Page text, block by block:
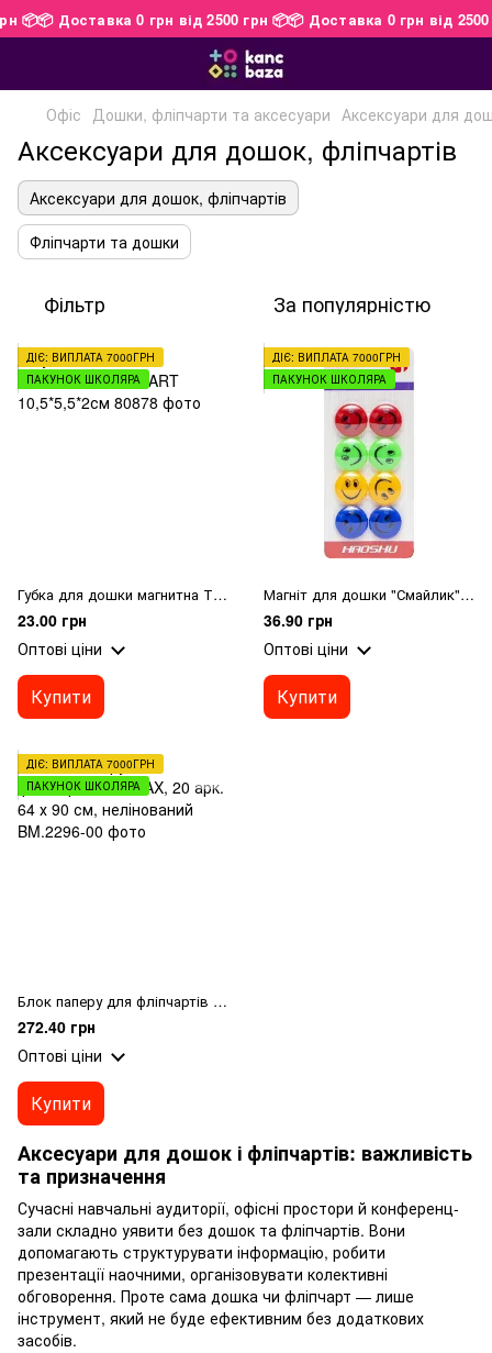
грн 📦📦 Доставка 0 грн від 2500 грн 📦📦 Доставка 0 грн від
Офіс Дошки, фліпчарти та аксесуари Аксексуари для
Аксексуари для дошок, фліпчартів
Аксексуари для дошок, фліпчартів
Фліпчарти та дошки
Фільтр За популярністю
ДІЄ: ВИПЛАТА 7000ГРН
ПАКУНОК ШКОЛЯРА
Губка для дошки магнитна Т29 SMART 10,5*5,5*2см
23.00 грн
Оптові ціни
Купити
ДІЄ: ВИПЛАТА 7000ГРН
ПАКУНОК ШКОЛЯРА
Магніт для дошки "Смайлик" 8 штук 30-6, D 3 см
36.90 грн
Оптові ціни
Купити
ДІЄ: ВИПЛАТА 7000ГРН
ПАКУНОК ШКОЛЯРА
Блок паперу для фліпчартів JOBMAX, 20 арк. 64 х 90 см, нелінований
272.40 грн
Оптові ціни
Купити
Аксесуари для дошок і фліпчартів: важливість
та призначення
Сучасні навчальні аудиторії, офісні простори й конференц-
зали складно уявити без дошок та фліпчартів. Вони
допомагають структурувати інформацію, робити
презентації наочними, організовувати колективні
обговорення. Проте сама дошка чи фліпчарт — лише
інструмент, який не буде ефективним без додаткових
засобів.